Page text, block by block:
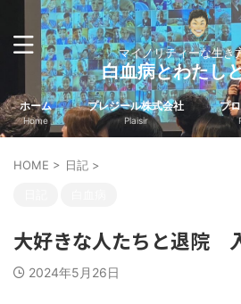
マイノリティーな生き
白血病とわたし
ホーム
Home
プレジール株式会社
Plaisir
プ
HOME > 日記 >
大好きな人たちと退院
2024年5月26日